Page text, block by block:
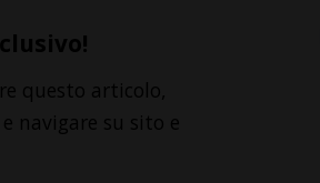
questo articolo,
navigare su sito e